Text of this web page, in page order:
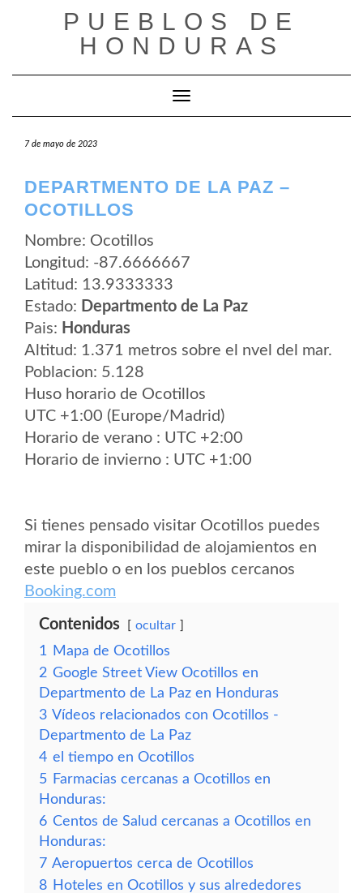
PUEBLOS DE
HONDURAS
Cambiar modo de navegación
7 de mayo de 2023
DEPARTMENTO DE LA PAZ –
OCOTILLOS
Nombre: Ocotillos
Longitud: -87.6666667
Latitud: 13.9333333
Estado: Departmento de La Paz
Pais: Honduras
Altitud: 1.371 metros sobre el nvel del mar.
Poblacion: 5.128
Huso horario de Ocotillos
UTC +1:00 (Europe/Madrid)
Horario de verano : UTC +2:00
Horario de invierno : UTC +1:00
Si tienes pensado visitar Ocotillos puedes
mirar la disponibilidad de alojamientos en
este pueblo o en los pueblos cercanos
Booking.com
Contenidos ocultar
1
Mapa de Ocotillos
2 Google Street View Ocotillos en
Departmento de La Paz en Honduras
3 Vídeos relacionados con Ocotillos -
Departmento de La Paz
4 el tiempo en Ocotillos
5 Farmacias cercanas a Ocotillos en
Honduras:
6 Centos de Salud cercanas a Ocotillos en
Honduras:
7 Aeropuertos cerca de Ocotillos
8 Hoteles en Ocotillos y sus alrededores